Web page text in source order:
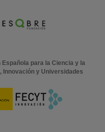
Española para la Ciencia y la
y Universidades